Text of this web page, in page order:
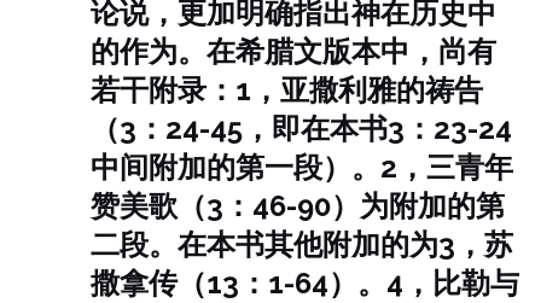
论说，更加明确指出神在历史中
的作为。 在希腊文版本中，尚有
若干附录：1，亚撒利雅的祷告
（3：24-45，即在本书3：23-24
中间附加的第一段）。2，三青年
赞美歌（3：46-90）为附加的第
二段。 在本书其他附加的为3，苏
撒拿传（13：1-64）。4，比勒与